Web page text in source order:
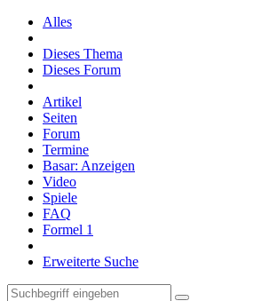
Alles
Dieses Thema
Dieses Forum
Artikel
Seiten
Forum
Termine
Basar: Anzeigen
Video
Spiele
FAQ
Formel 1
Erweiterte Suche